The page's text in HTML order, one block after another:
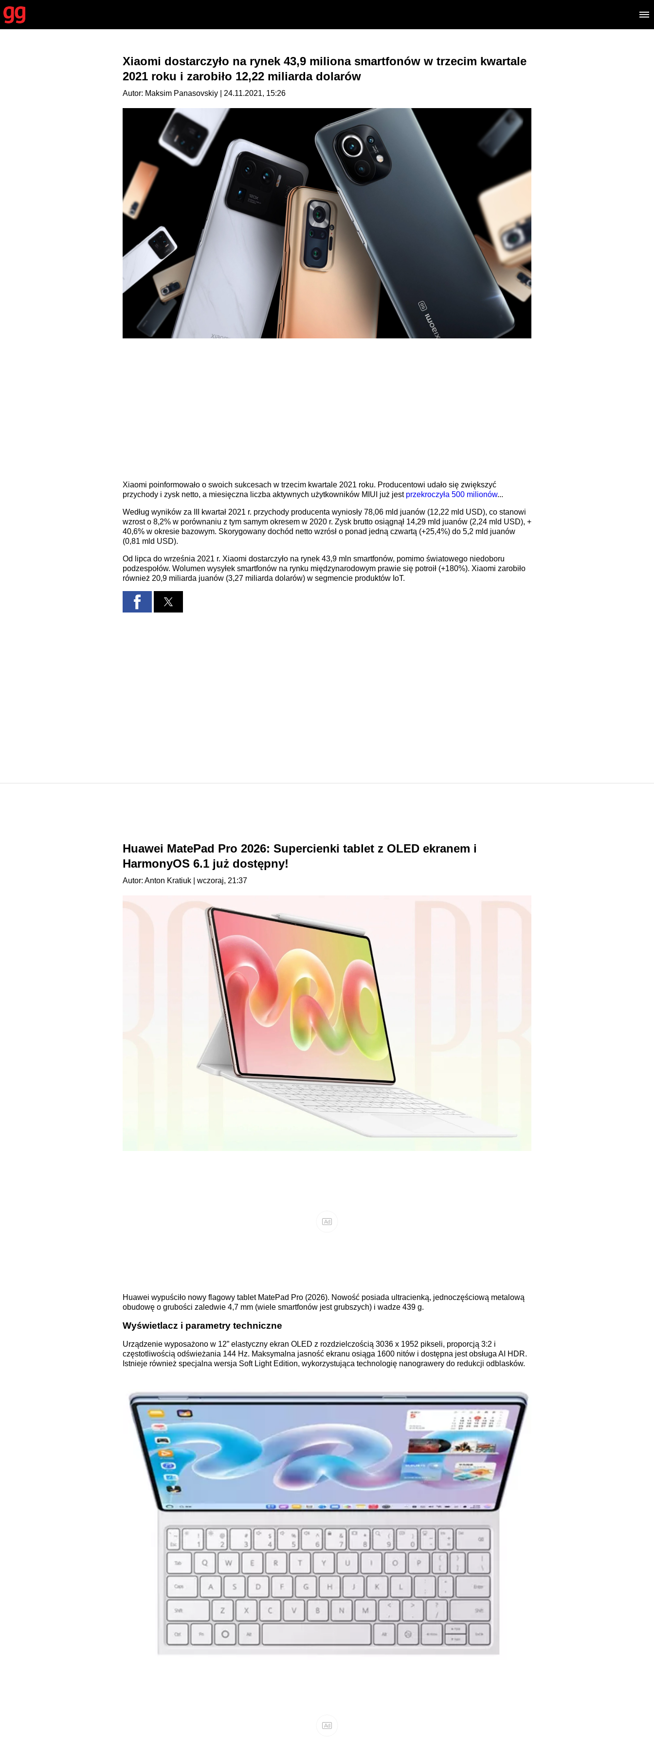
Xiaomi dostarczyło na rynek 43,9 miliona smartfonów w trzecim kwartale
2021 roku i zarobiło 12,22 miliarda dolarów
Autor: Maksim Panasovskiy | 24.11.2021, 15:26
Xiaomi poinformowało o swoich sukcesach w trzecim kwartale 2021 roku. Producentowi udało się zwiększyć
przychody i zysk netto, a miesięczna liczba aktywnych użytkowników MIUI już jest przekroczyła 500 milionów...
Według wyników za III kwartał 2021 r. przychody producenta wyniosły 78,06 mld juanów (12,22 mld USD), co stanowi
wzrost o 8,2% w porównaniu z tym samym okresem w 2020 r. Zysk brutto osiągnął 14,29 mld juanów (2,24 mld USD), +
40,6% w okresie bazowym. Skorygowany dochód netto wzrósł o ponad jedną czwartą (+25,4%) do 5,2 mld juanów
(0,81 mld USD).
Od lipca do września 2021 r. Xiaomi dostarczyło na rynek 43,9 mln smartfonów, pomimo światowego niedoboru
podzespołów. Wolumen wysyłek smartfonów na rynku międzynarodowym prawie się potroił (+180%). Xiaomi zarobiło
również 20,9 miliarda juanów (3,27 miliarda dolarów) w segmencie produktów IoT.